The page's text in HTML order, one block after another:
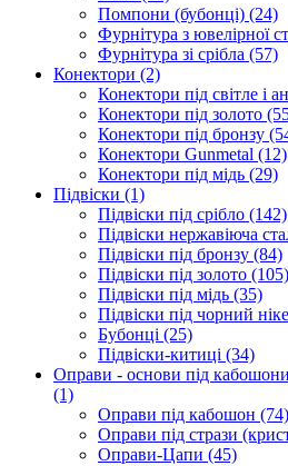
Помпони (бубонці) (24)
Фурнітура з ювелірної
Фурнітура зі срібла (57)
Конектори (2)
Конектори під світле і
Конектори під золото
Конектори під бронзу
Конектори Gunmetal (12)
Конектори під мідь (29)
Підвіски (1)
Підвіски під срібло (142)
Підвіски нержавіюча
Підвіски під бронзу (84)
Підвіски під золото (105)
Підвіски під мідь (35)
Підвіски під чорний
Бубонці (25)
Підвіски-китиці (34)
Оправи - основи під
(1)
Оправи під кабошон (74)
Оправи під стрази
Оправи-Цапи (45)